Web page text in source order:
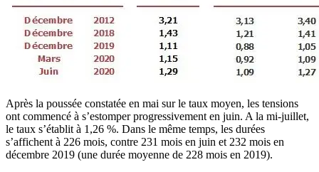
Après la poussée constatée en mai sur le taux moyen, les tensions
ont commencé à s’estomper progressivement en juin. A la mi-juillet,
le taux s’établit à 1,26 %. Dans le même temps, les durées
s’affichent à 226 mois, contre 231 mois en juin et 232 mois en
décembre 2019 (une durée moyenne de 228 mois en 2019).